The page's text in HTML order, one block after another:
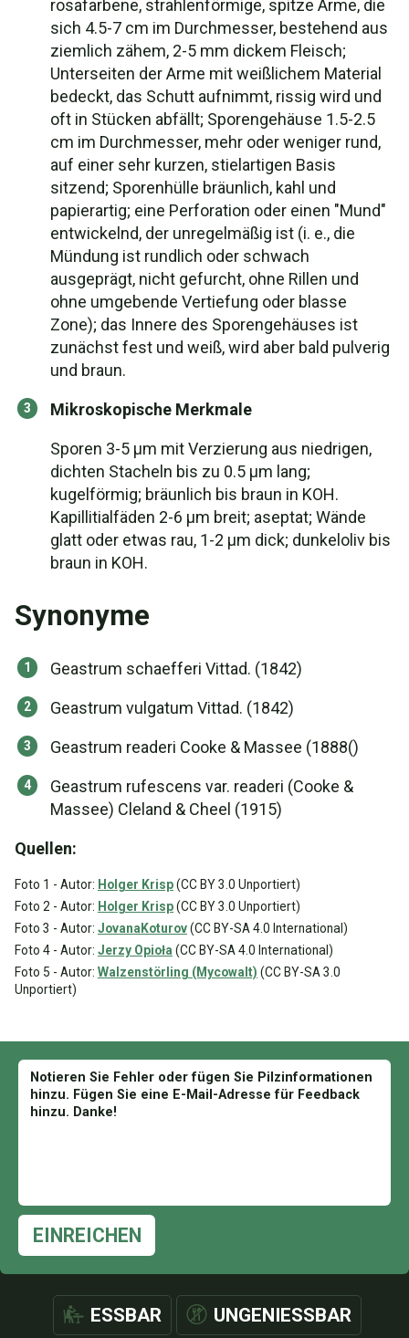
rosafarbene, strahlenförmige, spitze Arme, die
sich 4.5-7 cm im Durchmesser, bestehend aus
ziemlich zähem, 2-5 mm dickem Fleisch;
Unterseiten der Arme mit weißlichem Material
bedeckt, das Schutt aufnimmt, rissig wird und
oft in Stücken abfällt; Sporengehäuse 1.5-2.5
cm im Durchmesser, mehr oder weniger rund,
auf einer sehr kurzen, stielartigen Basis
sitzend; Sporenhülle bräunlich, kahl und
papierartig; eine Perforation oder einen "Mund"
entwickelnd, der unregelmäßig ist (i. e., die
Mündung ist rundlich oder schwach
ausgeprägt, nicht gefurcht, ohne Rillen und
ohne umgebende Vertiefung oder blasse
Zone); das Innere des Sporengehäuses ist
zunächst fest und weiß, wird aber bald pulverig
und braun.
Mikroskopische Merkmale
Sporen 3-5 µm mit Verzierung aus niedrigen,
dichten Stacheln bis zu 0.5 µm lang;
kugelförmig; bräunlich bis braun in KOH.
Kapillitialfäden 2-6 µm breit; aseptat; Wände
glatt oder etwas rau, 1-2 µm dick; dunkeloliv bis
braun in KOH.
Synonyme
Geastrum schaefferi Vittad. (1842)
Geastrum vulgatum Vittad. (1842)
Geastrum readeri Cooke & Massee (1888()
Geastrum rufescens var. readeri (Cooke &
Massee) Cleland & Cheel (1915)
Quellen:
Foto 1 - Autor: Holger Krisp(CC BY 3.0 Unportiert)
Foto 2 - Autor: Holger Krisp(CC BY 3.0 Unportiert)
Foto 3 - Autor: JovanaKoturov(CC BY-SA 4.0 International)
Foto 4 - Autor: Jerzy Opioła (CC BY-SA 4.0 International)
Foto 5 - Autor: Walzenstörling (Mycowalt) (CC BY-SA 3.0
Unportiert)
EINREICHEN
ESSBAR UNGENIESSBAR